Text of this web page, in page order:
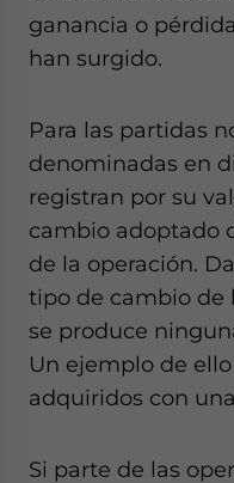
ganancia o
han surgido.
Para las partidas
denominadas en
registran por su
cambio adoptado
de la operación.
tipo de cambio de
se produce
Un ejemplo de
adquiridos con
Si parte de las